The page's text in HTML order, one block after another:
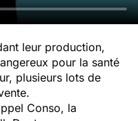
leur production,
pour la santé
plusieurs lots de
Conso, la